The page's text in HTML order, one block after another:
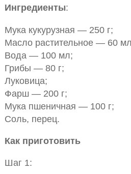
Ингредиенты:
Мука кукурузная — 250 г;
Масло растительное — 60
Вода — 100 мл;
Грибы — 80 г;
Луковица;
Фарш — 200 г;
Мука пшеничная — 100 г;
Соль, перец.
Как приготовить
Шаг 1: